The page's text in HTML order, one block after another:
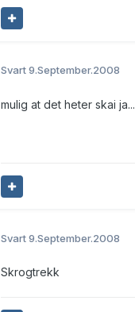
Svart9.September.2008
mulig at det heter skai ja...
Svart9.September.2008
Skrogtrekk